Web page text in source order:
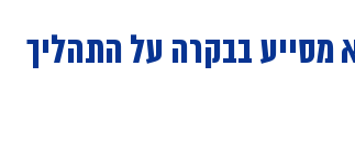
מסייע בבקרה על התהליך